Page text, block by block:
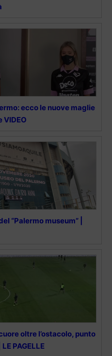
ecco le nuove maglie
VIDEO
“Palermo museum” |
oltre l’ostacolo, punto
PAGELLE